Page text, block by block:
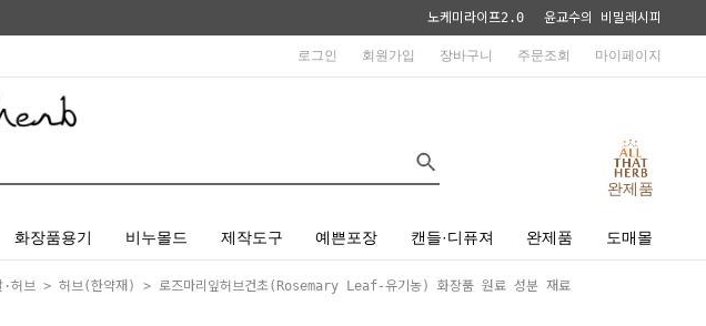
노케미라이프2.0 윤교수의 비밀레시피
로그인 회원가입 장바구니 주문조회 마이페이지
완제품
화장품용기 비누몰드 제작도구 예쁜포장 캔들·디퓨져 완제품 도매몰
·허브 > 허브(한약재) > 로즈마리잎허브건초(Rosemary Leaf-유기농) 화장품 원료 성분 재료